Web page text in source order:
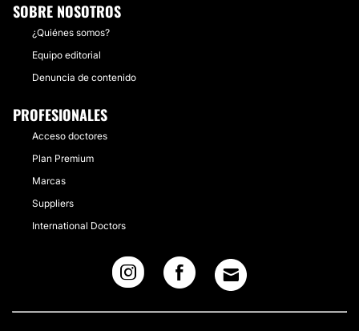
SOBRE NOSOTROS
¿Quiénes somos?
Equipo editorial
Denuncia de contenido
PROFESIONALES
Acceso doctores
Plan Premium
Marcas
Suppliers
International Doctors